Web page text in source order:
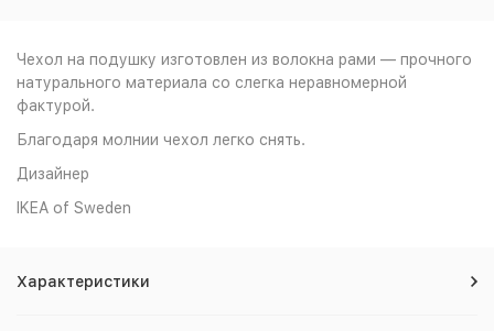
Чехол на подушку изготовлен из волокна рами — прочного
натурального материала со слегка неравномерной
фактурой.
Благодаря молнии чехол легко снять.
Дизайнер
IKEA of Sweden
Характеристики